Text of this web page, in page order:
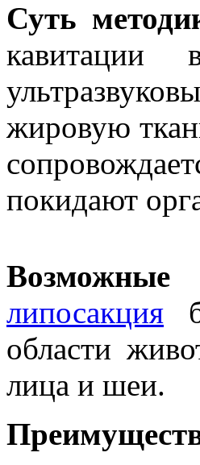
Суть
кавитации
жировую
покидают
липосакция
области
лица и шеи.